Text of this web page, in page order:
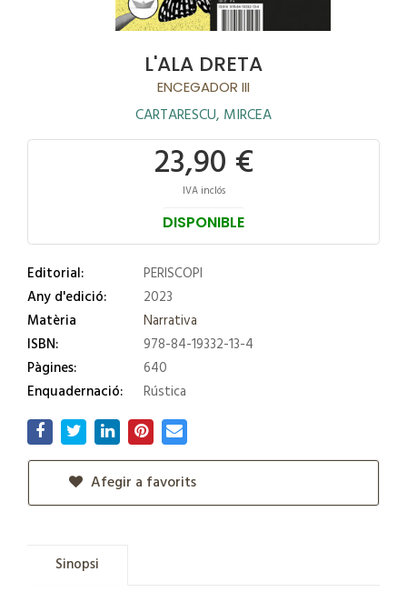
L'ALA DRETA
ENCEGADOR III
CARTARESCU, MIRCEA
23,90 €
IVA inclós
DISPONIBLE
Editorial:
PERISCOPI
Any d'edició:
2023
Matèria
Narrativa
ISBN:
978-84-19332-13-4
Pàgines:
640
Enquadernació:
Rústica
Afegir a favorits
Sinopsi